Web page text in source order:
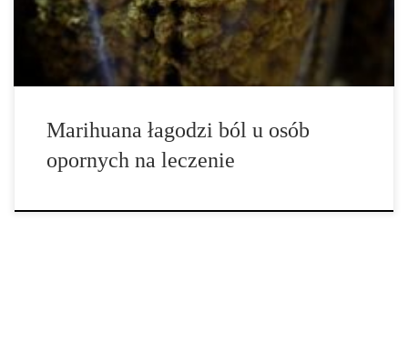
Marihuana łagodzi ból u osób
opornych na leczenie